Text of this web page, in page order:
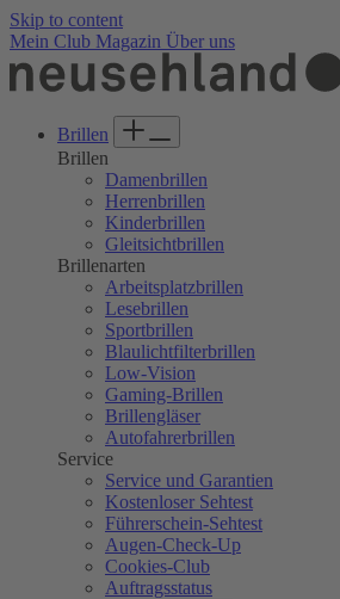
Skip to content
Mein Club Magazin Über uns
Brillen
Brillen
Damenbrillen
Herrenbrillen
Kinderbrillen
Gleitsichtbrillen
Brillenarten
Arbeitsplatzbrillen
Lesebrillen
Sportbrillen
Blaulichtfilterbrillen
Low-Vision
Gaming-Brillen
Brillengläser
Autofahrerbrillen
Service
Service und Garantien
Kostenloser Sehtest
Führerschein-Sehtest
Augen-Check-Up
Cookies-Club
Auftragsstatus